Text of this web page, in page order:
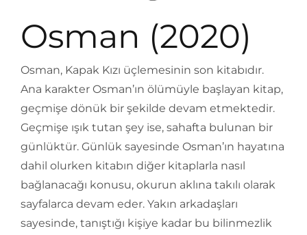
Osman (2020)
Osman, Kapak Kızı üçlemesinin son kitabıdır.
Ana karakter Osman’ın ölümüyle başlayan kitap,
geçmişe dönük bir şekilde devam etmektedir.
Geçmişe ışık tutan şey ise, sahafta bulunan bir
günlüktür. Günlük sayesinde Osman’ın hayatına
dahil olurken kitabın diğer kitaplarla nasıl
bağlanacağı konusu, okurun aklına takılı olarak
sayfalarca devam eder. Yakın arkadaşları
sayesinde, tanıştığı kişiye kadar bu bilinmezlik